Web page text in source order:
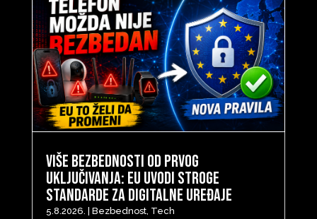
Više bezbednosti od prvog
uključivanja: EU uvodi stroge
standarde za digitalne uređaje
5.8.2026. | Bezbednost, Tech